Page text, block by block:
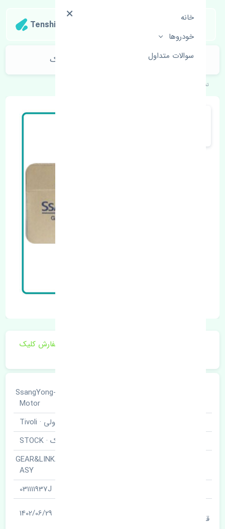
خانه
خودروها
سوالات متداول
Tenshipart
جعبه فرمان سانگ یانگ تیوولی استوک
تنشی‌پارت
برای اطلاع از موجودی و قیمت به روز روی ثبت سفارش کلیک
سانگ یانگ · SsangYong-
Motor
تیوولی · Tivoli
استوک · STOCK
جعبه فرمان · GEAR&LINKAGE
ASY
031111937J
قیمت
1402/06/29